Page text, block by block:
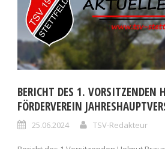
BERICHT DES 1. VORSITZENDEN
FÖRDERVEREIN
25.06.2024 TSV-Redakteur